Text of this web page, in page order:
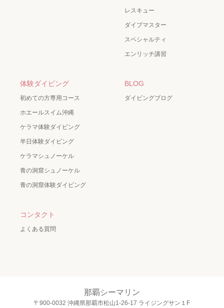
レスキュー
ダイブマスター
スペシャルティ
エンリッチ講習
体験ダイビング
初めての方専用コース
ホエールスイム沖縄
ケラマ体験ダイビング
半日体験ダイビング
ケラマシュノーケル
青の洞窟シュノーケル
青の洞窟体験ダイビング
BLOG
ダイビングブログ
コンタクト
よくある質問
那覇シーマリン
〒900-0032 沖縄県那覇市松山1-26-17 ライジングサン１F